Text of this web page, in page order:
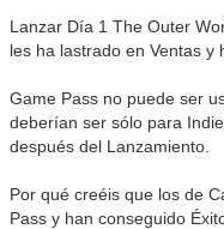
Lanzar Día 1 The Outer
les ha lastrado en Ventas y
Game Pass no puede ser
deberían ser sólo para
después del Lanzamiento.
Por qué creéis que los de
Pass y han conseguido